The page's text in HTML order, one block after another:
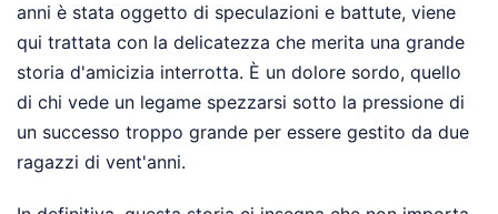
anni è stata oggetto di speculazioni e battute, viene
qui trattata con la delicatezza che merita una grande
storia d'amicizia interrotta. È un dolore sordo, quello
di chi vede un legame spezzarsi sotto la pressione di
un successo troppo grande per essere gestito da due
ragazzi di vent'anni.